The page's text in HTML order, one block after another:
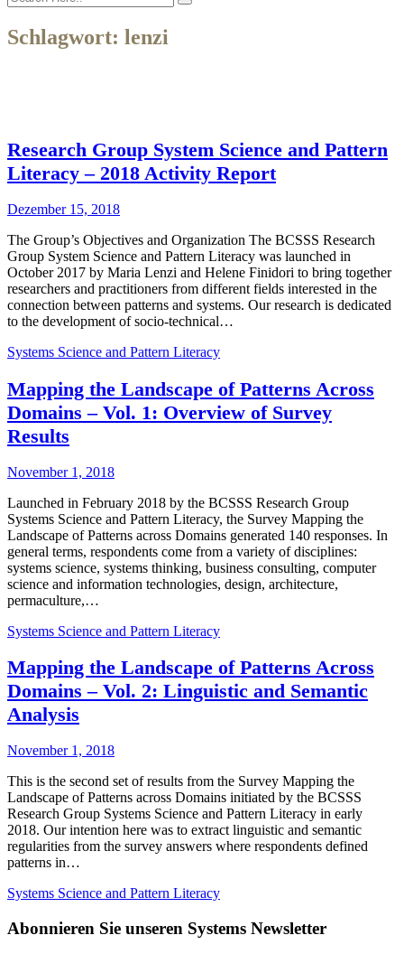
Schlagwort: lenzi
Research Group System Science and Pattern
Literacy – 2018 Activity Report
Dezember 15, 2018
The Group’s Objectives and Organization The BCSSS Research
Group System Science and Pattern Literacy was launched in
October 2017 by Maria Lenzi and Helene Finidori to bring together
researchers and practitioners from different fields interested in the
connection between patterns and systems. Our research is dedicated
to the development of socio-technical…
Systems Science and Pattern Literacy
Mapping the Landscape of Patterns Across
Domains – Vol. 1: Overview of Survey
Results
November 1, 2018
Launched in February 2018 by the BCSSS Research Group
Systems Science and Pattern Literacy, the Survey Mapping the
Landscape of Patterns across Domains generated 140 responses. In
general terms, respondents come from a variety of disciplines:
systems science, systems thinking, business consulting, computer
science and information technologies, design, architecture,
permaculture,…
Systems Science and Pattern Literacy
Mapping the Landscape of Patterns Across
Domains – Vol. 2: Linguistic and Semantic
Analysis
November 1, 2018
This is the second set of results from the Survey Mapping the
Landscape of Patterns across Domains initiated by the BCSSS
Research Group Systems Science and Pattern Literacy in early
2018. Our intention here was to extract linguistic and semantic
regularities from the survey answers where respondents defined
patterns in…
Systems Science and Pattern Literacy
Abonnieren Sie unseren Systems Newsletter